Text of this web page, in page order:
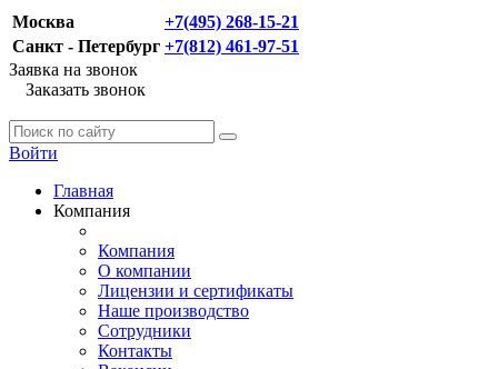
Москва
+7(495) 268-15-21
Санкт - Петербург +7(812) 461-97-51
Заявка на звонок
Заказать звонок
Войти
Главная
Компания
Компания
О компании
Лицензии и сертификаты
Наше производство
Сотрудники
Контакты